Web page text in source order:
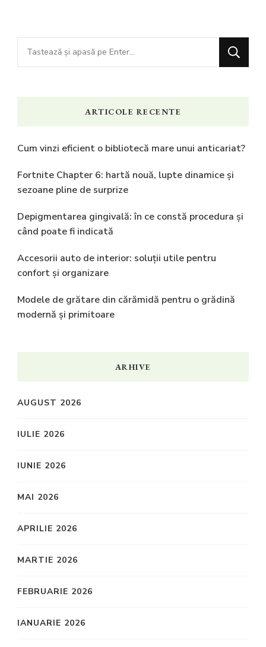
Cauți
ceva?
ARTICOLE RECENTE
Cum vinzi eficient o bibliotecă mare unui anticariat?
Fortnite Chapter 6: hartă nouă, lupte dinamice și
sezoane pline de surprize
Depigmentarea gingivală: în ce constă procedura și
când poate fi indicată
Accesorii auto de interior: soluții utile pentru
confort și organizare
Modele de grătare din cărămidă pentru o grădină
modernă și primitoare
ARHIVE
AUGUST 2026
IULIE 2026
IUNIE 2026
MAI 2026
APRILIE 2026
MARTIE 2026
FEBRUARIE 2026
IANUARIE 2026